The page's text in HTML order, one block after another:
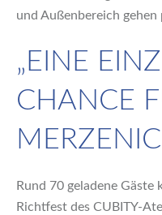
und Außenbereich gehen
„EINE
CHANCE
Rund 70 geladene
Richtfest des CUBITY-